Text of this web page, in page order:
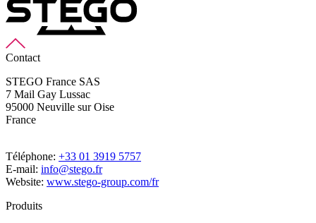
Contact
STEGO France SAS
7 Mail Gay Lussac
95000 Neuville sur Oise
France
Téléphone: +33 01 3919 5757
E-mail: info@stego.fr
Website: www.stego-group.com/fr
Produits